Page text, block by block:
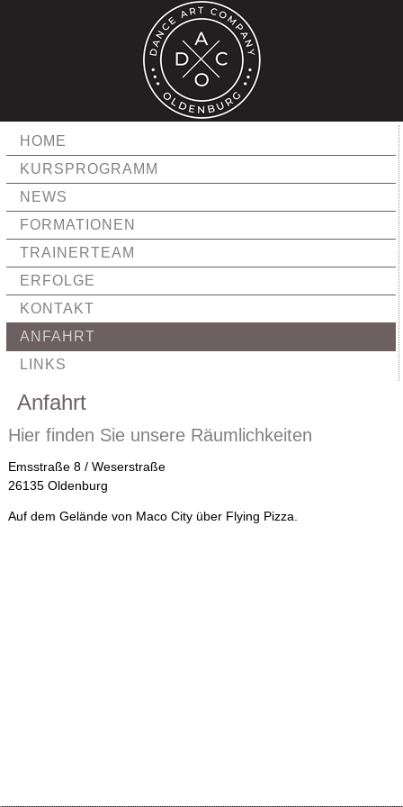
HOME
KURSPROGRAMM
NEWS
FORMATIONEN
TRAINERTEAM
ERFOLGE
KONTAKT
ANFAHRT
LINKS
Anfahrt
Hier finden Sie unsere Räumlichkeiten
Emsstraße 8 / Weserstraße
26135 Oldenburg
Auf dem Gelände von Maco City über Flying Pizza.